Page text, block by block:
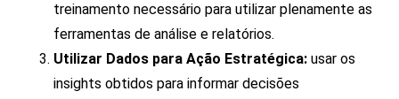
treinamento necessário para utilizar plenamente as
ferramentas de análise e relatórios.
Utilizar Dados para Ação Estratégica: usar os
insights obtidos para informar decisões